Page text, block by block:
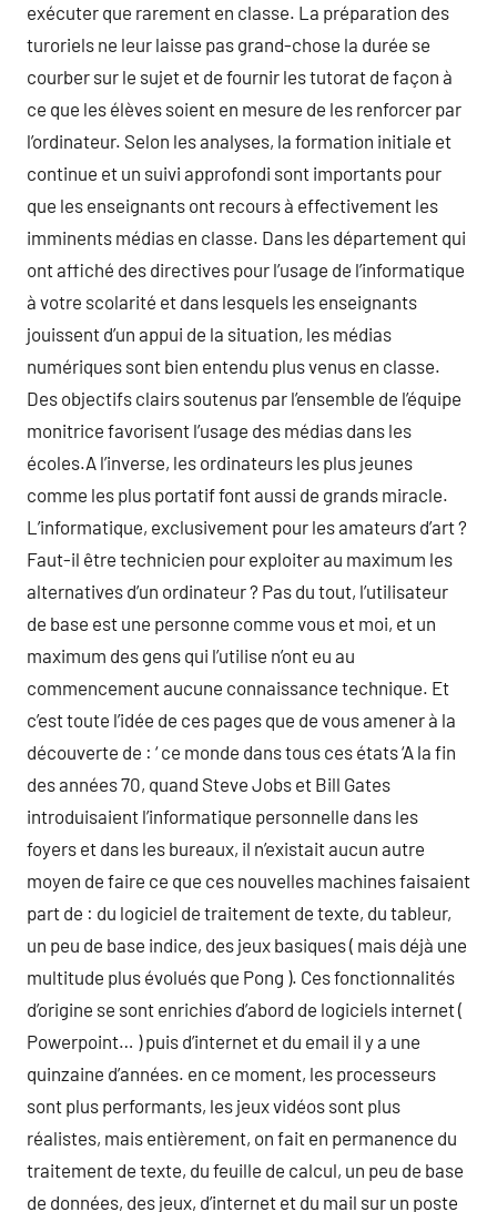
exécuter que rarement en classe. La préparation des
turoriels ne leur laisse pas grand-chose la durée se
courber sur le sujet et de fournir les tutorat de façon à
ce que les élèves soient en mesure de les renforcer par
l’ordinateur. Selon les analyses, la formation initiale et
continue et un suivi approfondi sont importants pour
que les enseignants ont recours à effectivement les
imminents médias en classe. Dans les département qui
ont affiché des directives pour l’usage de l’informatique
à votre scolarité et dans lesquels les enseignants
jouissent d’un appui de la situation, les médias
numériques sont bien entendu plus venus en classe.
Des objectifs clairs soutenus par l’ensemble de l’équipe
monitrice favorisent l’usage des médias dans les
écoles.A l’inverse, les ordinateurs les plus jeunes
comme les plus portatif font aussi de grands miracle.
L’informatique, exclusivement pour les amateurs d’art ?
Faut-il être technicien pour exploiter au maximum les
alternatives d’un ordinateur ? Pas du tout, l’utilisateur
de base est une personne comme vous et moi, et un
maximum des gens qui l’utilise n’ont eu au
commencement aucune connaissance technique. Et
c’est toute l’idée de ces pages que de vous amener à la
découverte de : ‘ ce monde dans tous ces états ‘A la fin
des années 70, quand Steve Jobs et Bill Gates
introduisaient l’informatique personnelle dans les
foyers et dans les bureaux, il n’existait aucun autre
moyen de faire ce que ces nouvelles machines faisaient
part de : du logiciel de traitement de texte, du tableur,
un peu de base indice, des jeux basiques ( mais déjà une
multitude plus évolués que Pong ). Ces fonctionnalités
d’origine se sont enrichies d’abord de logiciels internet (
Powerpoint… ) puis d’internet et du email il y a une
quinzaine d’années. en ce moment, les processeurs
sont plus performants, les jeux vidéos sont plus
réalistes, mais entièrement, on fait en permanence du
traitement de texte, du feuille de calcul, un peu de base
de données, des jeux, d’internet et du mail sur un poste